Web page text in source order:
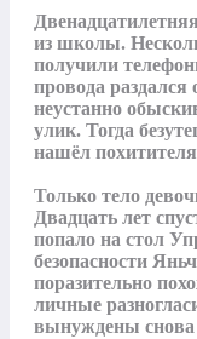
из школы.
получили
провода
неустанно
улик. Тогда
нашёл похитителя
Только тело
Двадцать лет
попало на стол
безопасности
поразительно
личные
вынуждены снова